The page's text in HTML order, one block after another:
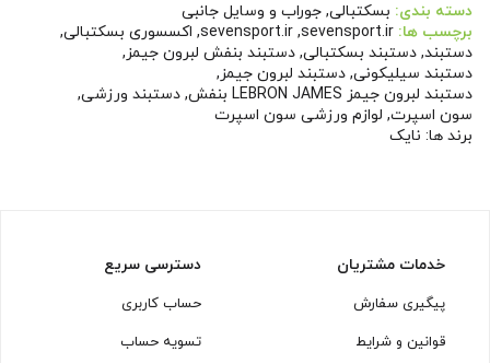
دسته بندی: بسکتبالی, جوراب و وسایل جانبی
برچسب ها: sevensport.ir
,
sevensport.ir
, اکسسوری بسکتبالی,
دستبند, دستبند بسکتبالی, دستبند بنفش لبرون جیمز,
دستبند سیلیکونی, دستبند لبرون جیمز,
دستبند لبرون جیمز LEBRON JAMES بنفش
, دستبند ورزشی,
سون اسپرت, لوازم ورزشی سون اسپرت
برند ها: نایک
خدمات مشتریان
پیگیری سفارش
قوانین و شرایط
دسترسی سریع
حساب کاربری
تسویه حساب